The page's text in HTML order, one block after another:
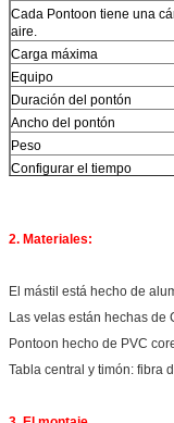
Cada Pontoon tiene una
aire.
Carga máxima
Equipo
Duración del pontón
Ancho del pontón
Peso
Configurar el tiempo
Peso ((GW/NW):
2. Materiales:
El mástil está hecho de
Las velas están hechas de
Pontoon hecho de PVC
Tabla central y timón: fibra